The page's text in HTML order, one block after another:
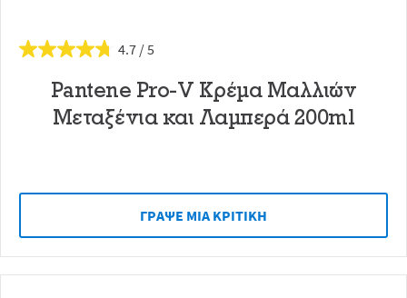
4.7
Pantene Pro-V Κρέμα Μαλλιών
Μεταξένια και Λαμπερά 200ml
ΓΡAΨΕ ΜIΑ ΚΡΙΤΙΚH